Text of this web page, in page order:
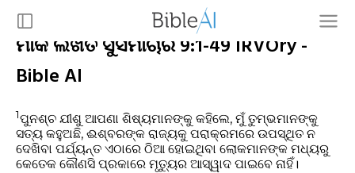
ମାର୍କ ଲିଖିତ ସୁସମାଚାର 9:1-49 IRVOry -
Bible AI
1ପୁନଶ୍ଚ ଯୀଶୁ ଆପଣା ଶିଷ୍ୟମାନଙ୍କୁ କହିଲେ, ମୁଁ ତୁମ୍ଭମାନଙ୍କୁ
ସତ୍ୟ କହୁଅଛି, ଈଶ୍ବରଙ୍କ ରାଜ୍ୟକୁ ପରାକ୍ରମରେ ଉପସ୍ଥିତ ନ
ଦେଖିବା ପର୍ଯ୍ୟନ୍ତ ଏଠାରେ ଠିଆ ହୋଇଥିବା ଲୋକମାନଙ୍କ ମଧ୍ୟରୁ
କେତେକ କୌଣସି ପ୍ରକାରେ ମୃତ୍ୟୁର ଆସ୍ୱାଦ ପାଇବେ ନାହିଁ।